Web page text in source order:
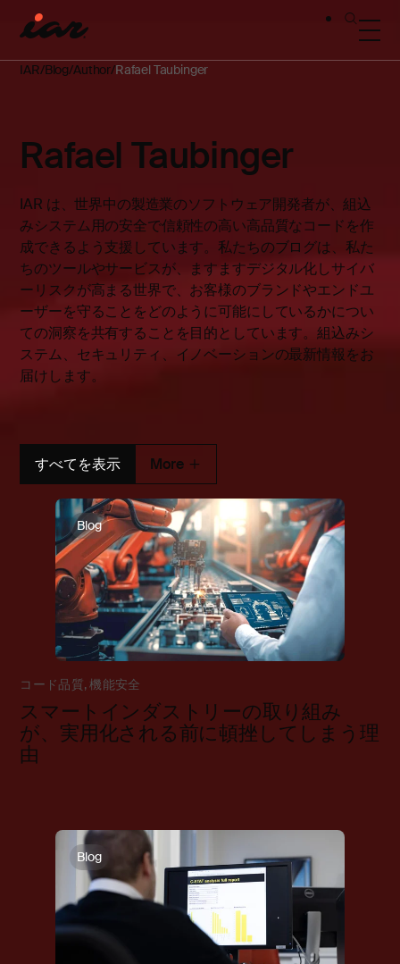
IAR Blog Author Rafael Taubinger
Rafael Taubinger
IAR は、世界中の製造業のソフトウェア開発者が、組込
みシステム用の安全で信頼性の高い高品質なコードを作
成できるよう支援しています。私たちのブログは、私た
ちのツールやサービスが、ますますデジタル化しサイバ
ーリスクが高まる世界で、お客様のブランドやエンドユ
ーザーを守ることをどのように可能にしているかについ
ての洞察を共有することを目的としています。組込みシ
ステム、セキュリティ、イノベーションの最新情報をお
届けします。
すべてを表示 More
Blog
コード品質,機能安全
スマートインダストリーの取り組み
が、実用化される前に頓挫してしまう理
由
Blog